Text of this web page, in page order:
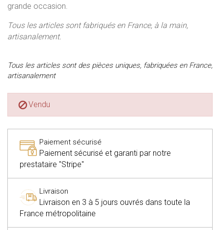
grande occasion.
Tous les articles sont fabriqués en France, à la main,
artisanalement.
Tous les articles sont des pièces uniques, fabriquées en France,
artisanalement
Vendu
Paiement sécurisé
Paiement sécurisé et garanti par notre
prestataire "Stripe"
Livraison
Livraison en 3 à 5 jours ouvrés dans toute la
France métropolitaine